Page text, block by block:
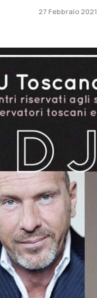
27 Febbraio 2021